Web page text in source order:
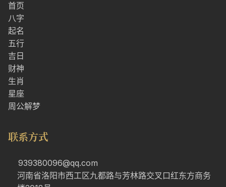
首页
八字
起名
五行
吉日
财神
生肖
星座
周公解梦
联系方式
939380096@qq.com
河南省洛阳市西工区九都路与芳林路交叉口红东方商务